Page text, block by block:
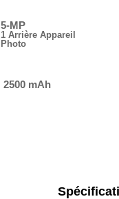
5-MP
1 Arrière Appareil
Photo
2500 mAh